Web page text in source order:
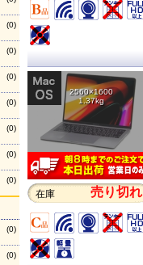
(0)
(0)
(0)
(0)
(0)
(0)
(0)
(0)
(0)
2560×1600
1.37kg
在庫 売り切れ